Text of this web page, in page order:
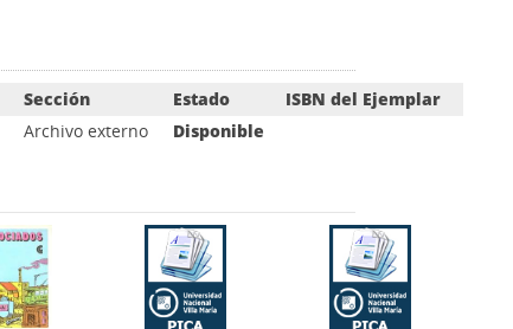
Sección Estado
ISBN del Ejemplar
Archivo externo Disponible